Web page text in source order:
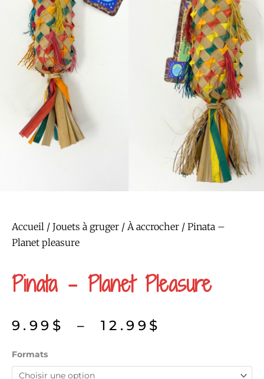
Accueil / Jouets à gruger / À accrocher / Pinata –
Planet pleasure
Pinata – Planet Pleasure
9.99 $ – 12.99 $
9.99$
Formats
quantité
de